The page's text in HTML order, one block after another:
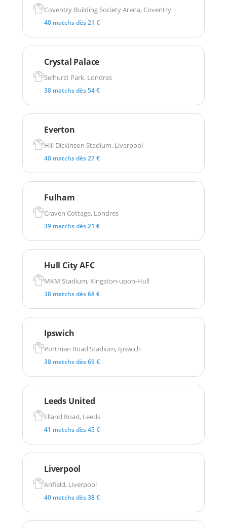
Coventry Building Society Arena, Coventry
40 matchs dès 21 €
Crystal Palace
Selhurst Park, Londres
38 matchs dès 54 €
Everton
Hill Dickinson Stadium, Liverpool
40 matchs dès 27 €
Fulham
Craven Cottage, Londres
39 matchs dès 21 €
Hull City AFC
MKM Stadium, Kingston-upon-Hull
38 matchs dès 68 €
Ipswich
Portman Road Stadium, Ipswich
38 matchs dès 69 €
Leeds United
Elland Road, Leeds
41 matchs dès 45 €
Liverpool
Anfield, Liverpool
40 matchs dès 38 €